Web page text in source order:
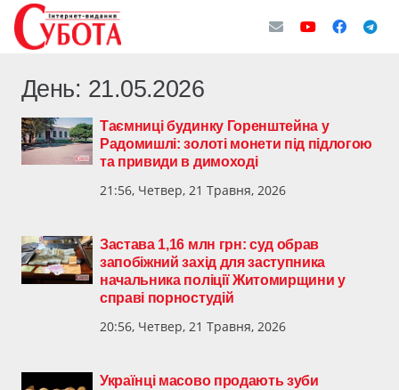
День: 21.05.2026
Таємниці будинку Горенштейна у
Радомишлі: золоті монети під підлогою
та привиди в димоході
21:56, Четвер, 21 Травня, 2026
Застава 1,16 млн грн: суд обрав
запобіжний захід для заступника
начальника поліції Житомирщини у
справі порностудій
20:56, Четвер, 21 Травня, 2026
Українці масово продають зуби